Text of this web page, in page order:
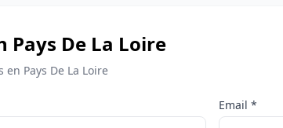
De La Loire
Pays De La Loire
Email *